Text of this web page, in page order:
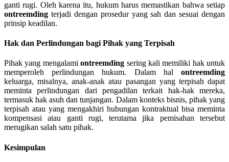
ganti rugi. Oleh karena itu, hukum harus memastikan bahwa setiap
ontreemding terjadi dengan prosedur yang sah dan sesuai dengan
prinsip keadilan.
Hak dan Perlindungan bagi Pihak yang Terpisah
Pihak yang mengalamiontreemding sering kali memiliki hak untuk
memperoleh perlindungan hukum. Dalam hal ontreemding
keluarga, misalnya, anak-anak atau pasangan yang terpisah dapat
meminta perlindungan dari pengadilan terkait hak-hak mereka,
termasuk hak asuh dan tunjangan. Dalam konteks bisnis, pihak yang
terpisah atau yang mengakhiri hubungan kontraktual bisa meminta
kompensasi atau ganti rugi, terutama jika pemisahan tersebut
merugikan salah satu pihak.
Kesimpulan